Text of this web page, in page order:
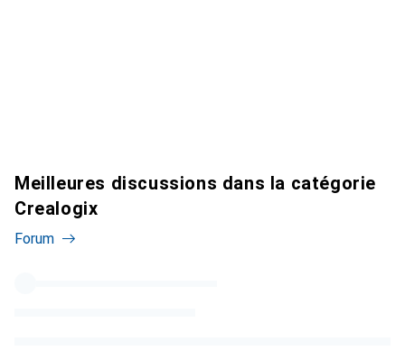
Meilleures discussions dans la catégorie
Crealogix
Forum